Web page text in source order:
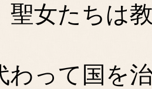
聖女たちは
わって国を